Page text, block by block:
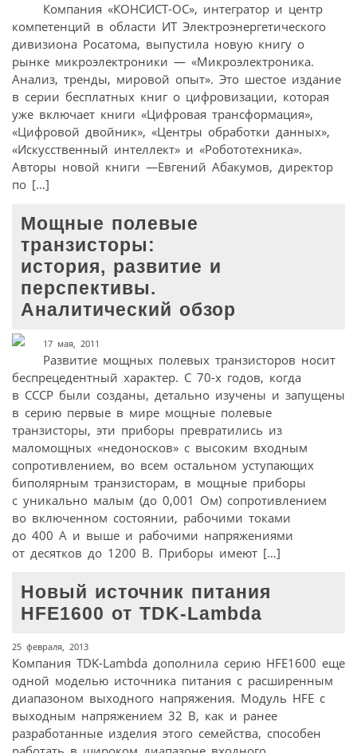
Компания «КОНСИСТ-ОС», интегратор и центр
компетенций в области ИТ Электроэнергетического
дивизиона Росатома, выпустила новую книгу о
рынке микроэлектроники — «Микроэлектроника.
Анализ, тренды, мировой опыт». Это шестое издание
в серии бесплатных книг о цифровизации, которая
уже включает книги «Цифровая трансформация»,
«Цифровой двойник», «Центры обработки данных»,
«Искусственный интеллект» и «Робототехника».
Авторы новой книги —Евгений Абакумов, директор
по […]
Мощные полевые
транзисторы:
история, развитие и
перспективы.
Аналитический обзор
17 мая, 2011
Развитие мощных полевых транзисторов носит
беспрецедентный характер. С 70-х годов, когда
в СССР были созданы, детально изучены и запущены
в серию первые в мире мощные полевые
транзисторы, эти приборы превратились из
маломощных «недоносков» с высоким входным
сопротивлением, во всем остальном уступающих
биполярным транзисторам, в мощные приборы
с уникально малым (до 0,001 Ом) сопротивлением
во включенном состоянии, рабочими токами
до 400 А и выше и рабочими напряжениями
от десятков до 1200 В. Приборы имеют […]
Новый источник питания
HFE1600 от TDK-Lambda
25 февраля, 2013
Компания TDK-Lambda дополнила серию HFE1600 еще
одной моделью источника питания c расширенным
диапазоном выходного напряжения. Модуль HFE c
выходным напряжением 32 В, как и ранее
разработанные изделия этого семейства, способен